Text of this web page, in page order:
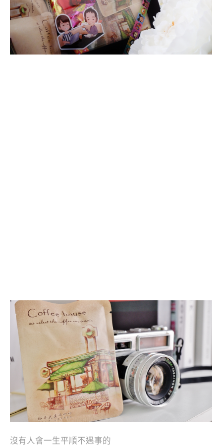
沒有人會一生平順不遇事的